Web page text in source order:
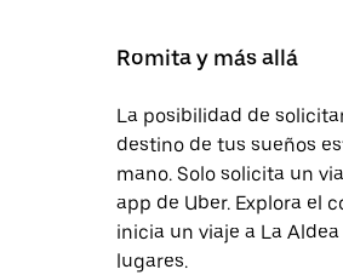
Romita y más allá
La posibilidad de
destino de tus sueños
mano. Solo solicita un
app de Uber. Explora el
inicia un viaje a La
lugares.